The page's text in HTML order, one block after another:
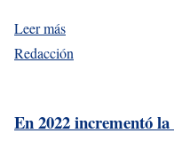
Leer más
Redacción
En 2022 incrementó